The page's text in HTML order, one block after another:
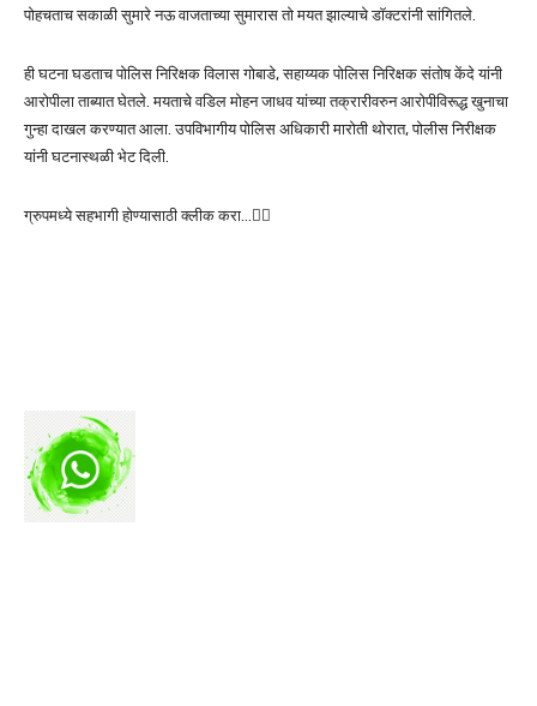
पोहचताच सकाळी सुमारे नऊ वाजताच्या सुमारास तो मयत झाल्याचे डाॅक्टरांनी सांगितले.
ही घटना घडताच पोलिस निरिक्षक विलास गोबाडे, सहाय्यक पोलिस निरिक्षक संतोष केंदे यांनी
आरोपीला ताब्यात घेतले. मयताचे वडिल मोहन जाधव यांच्या तक्रारीवरुन आरोपीविरूद्ध खुनाचा
गुन्हा दाखल करण्यात आला. उपविभागीय पोलिस अधिकारी मारोती थोरात, पोलीस निरीक्षक
यांनी घटनास्थळी भेट दिली.
ग्रुपमध्ये सहभागी होण्यासाठी क्लीक करा…👆🏻